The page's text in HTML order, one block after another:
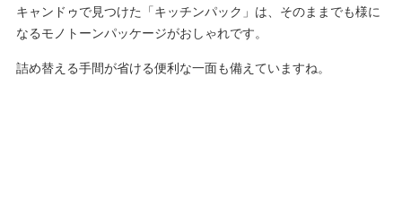
キャンドゥで見つけた「キッチンパック」は、そのままでも様に
なるモノトーンパッケージがおしゃれです。
詰め替える手間が省ける便利な一面も備えていますね。